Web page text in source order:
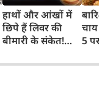
हाथों और आंखों में
छिपे हैं लिवर की
बीमारी के संकेत!
नजरअंदाज
चाय
5